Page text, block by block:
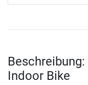
Indoor Bike